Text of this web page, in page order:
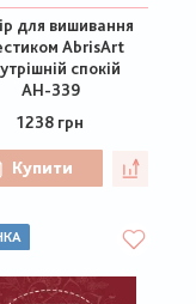
для вишивання
AbrisArt
спокій
АН-339
1238 грн
Купити